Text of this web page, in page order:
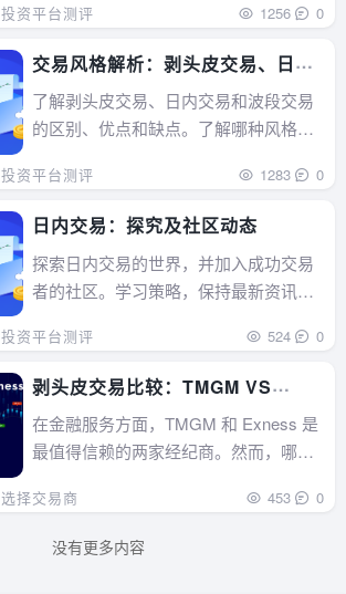
全面的指导。...
投资平台测评 1256 0
交易风格解析：剥头皮交易、日内
交易与波段交易
了解剥头皮交易、日内交易和波段交易
的区别、优点和缺点。了解哪种风格最
投资平台测评 1283 0
日内交易：探究及社区动态
探索日内交易的世界，并加入成功交易
者的社区。学习策略，保持最新资讯，
投资平台测评 524 0
剥头皮交易比较：TMGM VS
EXNESS
在金融服务方面，TMGM 和 Exness 是
最值得信赖的两家经纪商。然而，哪家
选择交易商 453 0
没有更多内容